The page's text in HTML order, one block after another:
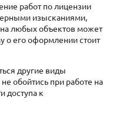
работ по лицензии
изысканиями,
любых объектов может
о его оформлении стоит
другие виды
обойтись при работе на
доступа к